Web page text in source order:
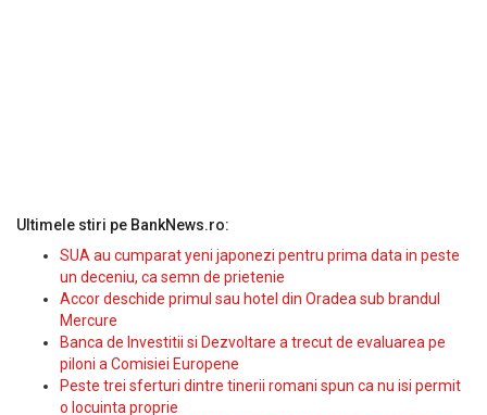
Ultimele stiri pe BankNews.ro:
SUA au cumparat yeni japonezi pentru prima data in peste
un deceniu, ca semn de prietenie
Accor deschide primul sau hotel din Oradea sub brandul
Mercure
Banca de Investitii si Dezvoltare a trecut de evaluarea pe
piloni a Comisiei Europene
Peste trei sferturi dintre tinerii romani spun ca nu isi permit
o locuinta proprie